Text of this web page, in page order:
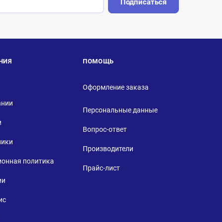
Подписаться
политика
ПОМОЩЬ
Оформление заказа
Персональные данные
Вопрос-ответ
Производители
Прайс-лист